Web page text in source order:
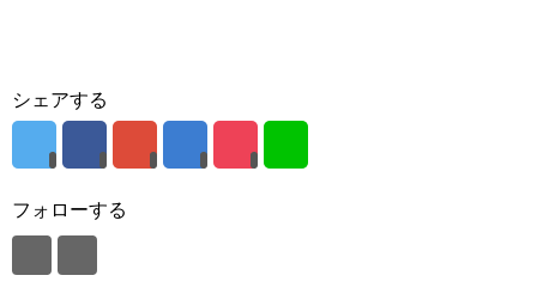
シェアする
フォローする